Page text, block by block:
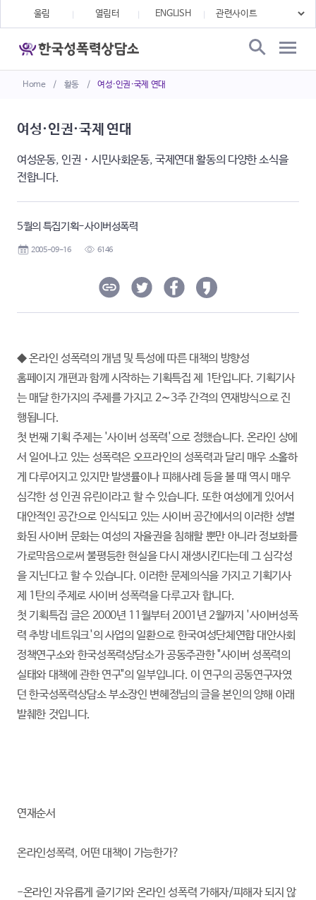
Home / 활동 / 여성·인권·국제 연대
울림 열림터 ENGLISH
여성·인권·국제 연대
여성운동, 인권・시민사회운동, 국제연대 활동의 다양한 소식을
전합니다.
5월의 특집기획-사이버성폭력
2005-09-16 6146
◆ 온라인 성폭력의 개념 및 특성에 따른 대책의 방향성
홈페이지 개편과 함께 시작하는 기획특집 제 1탄입니다. 기획기사
는 매달 한가지의 주제를 가지고 2∼3주 간격의 연재방식으로 진
행됩니다.
첫 번째 기획 주제는 '사이버 성폭력'으로 정했습니다. 온라인 상에
서 일어나고 있는 성폭력은 오프라인의 성폭력과 달리 매우 소홀하
게 다루어지고 있지만 발생률이나 피해사례 등을 볼 때 역시 매우
심각한 성 인권 유린이라고 할 수 있습니다. 또한 여성에게 있어서
대안적인 공간으로 인식되고 있는 사이버 공간에서의 이러한 성별
화된 사이버 문화는 여성의 자율권을 침해할 뿐만 아니라 정보화를
가로막음으로써 불평등한 현실을 다시 재생시킨다는데 그 심각성
을 지닌다고 할 수 있습니다. 이러한 문제의식을 가지고 기획기사
제 1탄의 주제로 사이버 성폭력을 다루고자 합니다.
첫 기획특집 글은 2000년 11월부터 2001년 2월까지 '사이버성폭
력 추방 네트워크'의 사업의 일환으로 한국여성단체연합 대안사회
정책연구소와 한국성폭력상담소가 공동주관한 "사이버 성폭력의
실태와 대책에 관한 연구"의 일부입니다. 이 연구의 공동연구자였
던 한국성폭력상담소 부소장인 변혜정님의 글을 본인의 양해 아래
발췌한 것입니다.
연재순서
온라인성폭력, 어떤 대책이 가능한가?
-온라인 자유롭게 즐기기와 온라인 성폭력 가해자/피해자 되지 않